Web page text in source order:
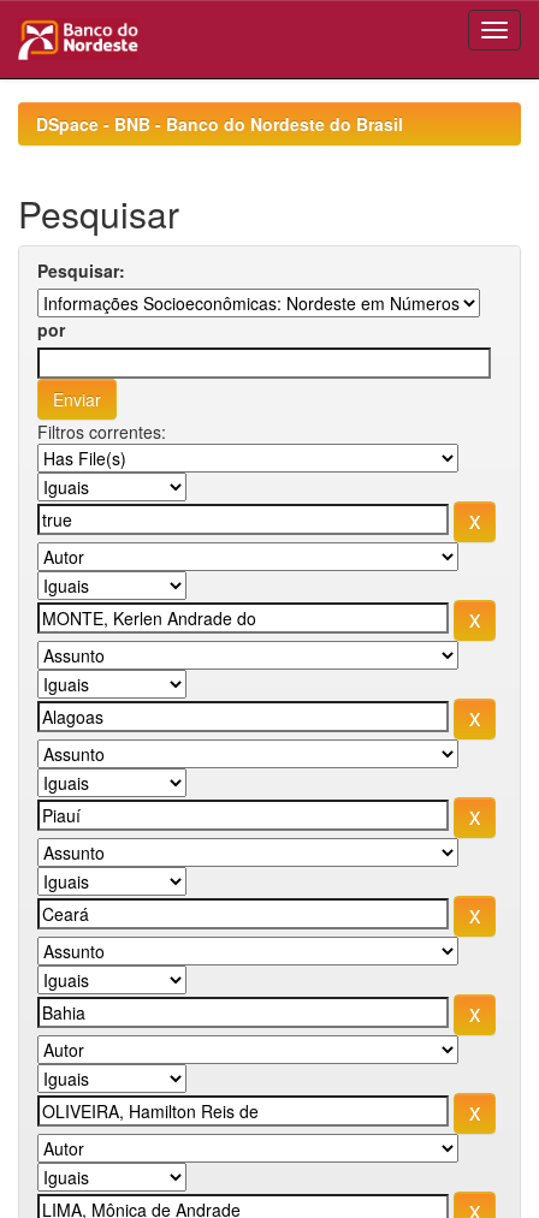
navigationDSpace - BNB - Banco do Nordeste do Brasil
Pesquisar
Pesquisar:
por
Filtros correntes: